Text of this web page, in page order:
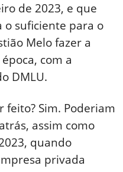
de 2023, e que
o suficiente para o
Melo fazer a
época, com a
DMLU.
feito? Sim. Poderiam
assim como
quando
privada